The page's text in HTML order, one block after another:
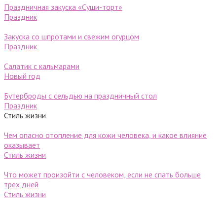
Праздничная закуска «Суши-торт»
Праздник
Закуска со шпротами и свежим огурцом
Праздник
Салатик с кальмарами
Новый год
Бутерброды с сельдью на праздничный стол
Праздник
Стиль жизни
Чем опасно отопление для кожи человека, и какое влияние
оказывает
Стиль жизни
Что может произойти с человеком, если не спать больше
трех дней
Стиль жизни